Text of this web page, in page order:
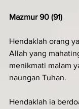
Mazmur 90 (91)
Hendaklah orang
Allah yang
menikmati malam
naungan Tuhan.
Hendaklah ia